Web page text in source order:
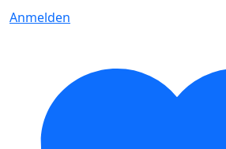
Anmelden